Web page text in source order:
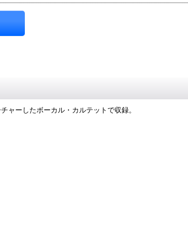
ーしたボーカル・カルテットで収録。